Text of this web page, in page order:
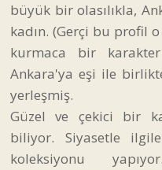
büyük bir olasılıkla,
kadın. (Gerçi bu profil
kurmaca bir
Ankara'ya eşi ile
yerleşmiş.
Güzel ve çekici bir
biliyor. Siyasetle
koleksiyonu